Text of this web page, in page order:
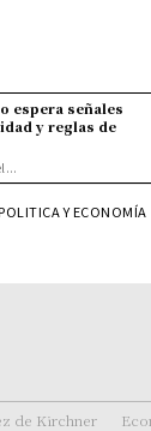
espera señales
y reglas de
Y ECONOMÍA
de Kirchner